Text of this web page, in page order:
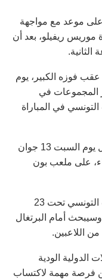
التونسي تحت 23 عاما على موعد مع مواجهة
موريس ريفيلو، بعد أن
فوزه الكبير، يوم
6-1، ليُنهي دور المجموعات في
في المباراة
وتقام المباراة النهائية بين تونس والبرتغال يوم السبت 13 جوان
على ملعب بون
ويمثل بلوغ النهائي محطة مهمة للمنتخب التونسي تحت 23
أمام البرتغال
من اللاعبين.
الدولية الودية
فرصة مهمة لاكتساب